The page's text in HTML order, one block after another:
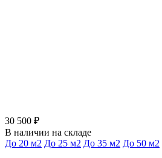
30 500 ₽
В наличии на складе
До 20 м2 До 25 м2 До 35 м2 До 50 м2